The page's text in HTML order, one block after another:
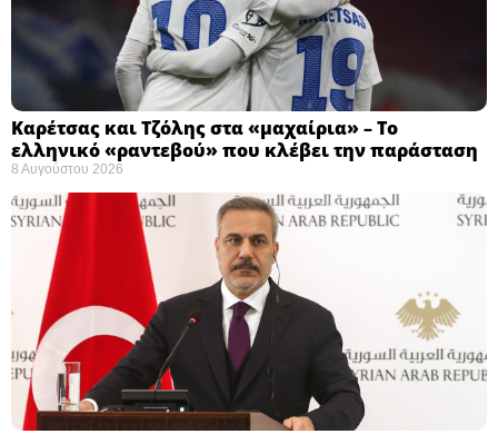
Καρέτσας και Τζόλης στα «μαχαίρια» – Το
ελληνικό «ραντεβού» που κλέβει την παράσταση
8 Αυγούστου 2026